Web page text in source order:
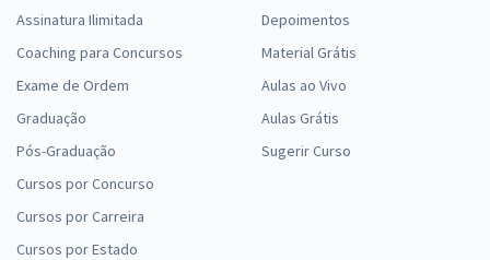
Assinatura Ilimitada
Coaching para Concursos
Exame de Ordem
Graduação
Pós-Graduação
Cursos por Concurso
Cursos por Carreira
Cursos por Estado
Depoimentos
Material Grátis
Aulas ao Vivo
Aulas Grátis
Sugerir Curso